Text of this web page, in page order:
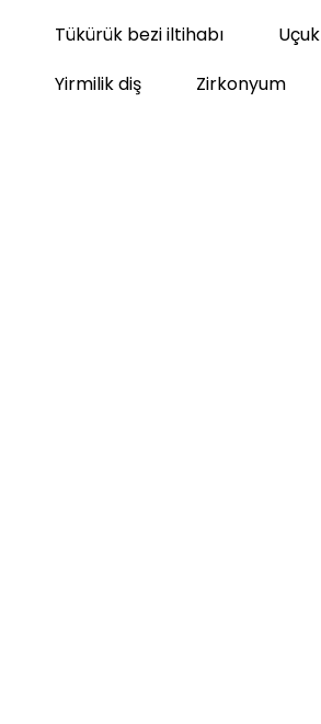
Tükürük bezi iltihabı
Uçuk
Yirmilik diş
Zirkonyum